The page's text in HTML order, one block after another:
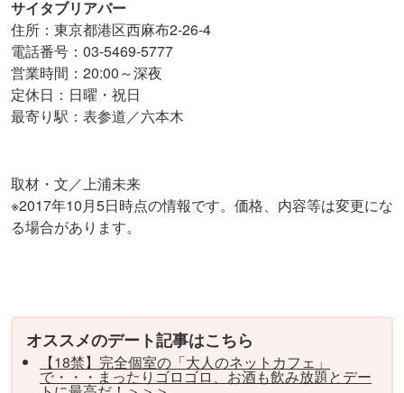
サイタブリアバー
住所：東京都港区西麻布2-26-4
電話番号：03-5469-5777
営業時間：20:00～深夜
定休日：日曜・祝日
最寄り駅：表参道／六本木
取材・文／上浦未来
※2017年10月5日時点の情報です。価格、内容等は変更にな
る場合があります。
オススメのデート記事はこちら
【18禁】完全個室の「大人のネットカフェ」
で・・・まったりゴロゴロ、お酒も飲み放題とデー